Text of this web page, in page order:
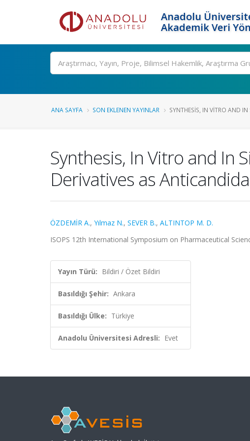
Anadolu
Akademik Veri
Ara
ANA SAYFA SON EKLENEN YAYINLAR SYNTHESIS, IN VITRO AND IN
Synthesis, In Vitro and In
Derivatives as
ÖZDEMİR A., Yılmaz N., SEVER B., ALTINTOP M. D.
ISOPS 12th International Symposium on Pharmaceutical
Yayın Türü: Bildiri / Özet Bildiri
Basıldığı Şehir: Ankara
Basıldığı Ülke: Türkiye
Anadolu Üniversitesi Adresli: Evet